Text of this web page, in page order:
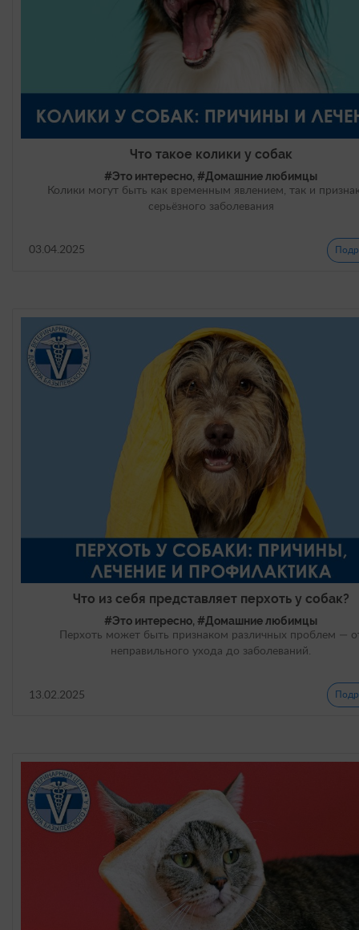
Что такое колики у собак
#Это интересно, #Домашние любимцы
Колики могут быть как временным явлением, так и
серьёзного заболевания
03.04.2025
Что из себя представляет перхоть у собак?
#Это интересно, #Домашние любимцы
Перхоть может быть признаком различных проблем —
неправильного ухода до заболеваний.
13.02.2025